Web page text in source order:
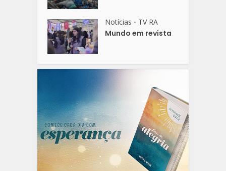
Notícias • TV RA
Mundo em revista